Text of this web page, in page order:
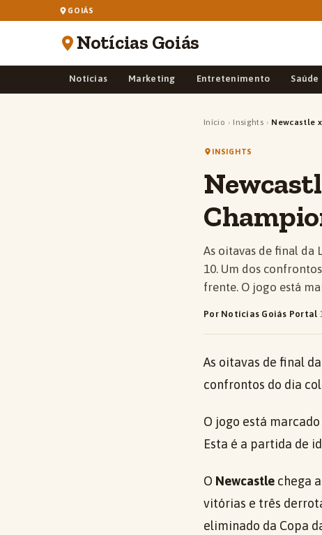
GOIÁS
Notícias Goiás
Notícias Marketing Entretenimento Saúde
Início › Insights › Newcastle
INSIGHTS
As oitavas de final da
10. Um dos
frente. O jogo está
Por Notícias Goiás Portal·
As oitavas de final
confrontos do dia
O jogo está
Esta é a partida de
O Newcastle chega
vitórias e três
eliminado da Copa